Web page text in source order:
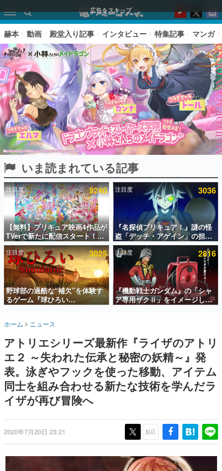
広告をスキップ
ピックアップ
電ファミのいま読まれている記事ランキング
アプリセール情報
インタビュー
連載・特集一覧
殿堂入り記事
SNS拡散数が数千以上！ ページビュー数万以上！ などな
ど。多くの人々に読まれた、電ファミ渾身の“殿堂入り”記
事をまとめました。
名作ゲームクリエイターの方々に製作時のエピソードをお
きます。
赫本
この物語を解いてはいけない。『赫本』は、〈試験問題〉
の形をした短編ホラー小説集です。
新世代に訊く
これからのデジタルゲーム市場を担う若きクリエイター達
ゲーム世代の作家たち
ゲームに多大な影響を受けた作家さんに取材し、ゲームが
赫本 動画 殿堂入り記事 インタビュー 特集記事 マンガ
いま読まれている記事
注目度 9240
【無料】プリキュア映画4作品が
TVerで新たに配信スタート！な
んと2018年～2024年の映画ほぼ
すべてが見放題に、ぶっちゃけ
ありえないラインナップ
注目度 3036
『名探偵プリキュア！』謎の怪
盗「デッチ・アゲイン」の担当
キャストは天﨑滉平さんと判
明。『Re:ゼロから始める異世
界生活』オットー役、『ヒプノ
シスマイク』山田三郎役など
注目度 3025
野球部の過酷な“補欠”を体験す
るゲーム『球ひろい
Simulator』が「1件」のウィッ
対応しSNSで話題に。『キング
プロ野球選手から称賛の声
注目度 2816
『機動戦士ガンダム』の「シャ
ア専用ザクⅡ」をイメージした
散水ホースリールが予約開始。
ホーム ニュース
アトリエシリーズ最新作『ライザのアトリ
エ２ ～失われた伝承と秘密の妖精～』発
表。泳ぎやフックを使った移動、アイテム
同士を組み合わせる新たな技術を学んだラ
イザが再び冒険へ
2020年7月20日 23:21 反応